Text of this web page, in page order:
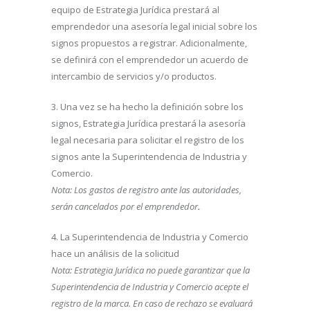
equipo de Estrategia Jurídica prestará al
emprendedor una asesoría legal inicial sobre los
signos propuestos a registrar. Adicionalmente,
se definirá con el emprendedor un acuerdo de
intercambio de servicios y/o productos.
3. Una vez se ha hecho la definición sobre los
signos, Estrategia Jurídica prestará la asesoría
legal necesaria para solicitar el registro de los
signos ante la Superintendencia de Industria y
Comercio.
Nota: Los gastos de registro ante las autoridades,
serán cancelados por el emprendedor.
4. La Superintendencia de Industria y Comercio
hace un análisis de la solicitud
Nota: Estrategia Jurídica no puede garantizar que la
Superintendencia de Industria y Comercio acepte el
registro de la marca. En caso de rechazo se evaluará